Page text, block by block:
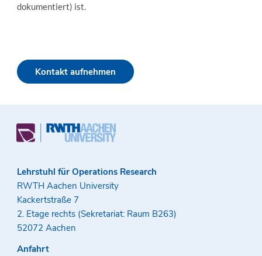
dokumentiert) ist.
Kontakt aufnehmen
Lehrstuhl für Operations Research
RWTH Aachen University
Kackertstraße 7
2. Etage rechts (Sekretariat: Raum B263)
52072 Aachen
Anfahrt